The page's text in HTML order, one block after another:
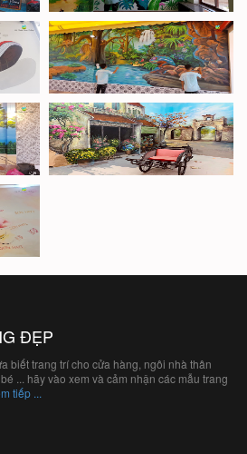
ĐẸP
biết trang trí cho cửa hàng, ngôi nhà thân
... hãy vào xem và cảm nhận các mẫu trang
tiếp ...